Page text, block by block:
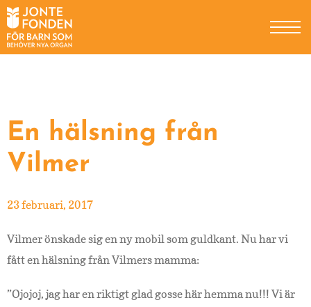
Hoppa
till
huvudnavigering
Hoppa
till
huvudinnehåll
Hoppa
till
sidfot
Högtidsgåva
Som företag
En hälsning från
Vilmer
23 februari, 2017
Vilmer önskade sig en ny mobil som guldkant. Nu har vi
fått en hälsning från Vilmers mamma:
”Ojojoj, jag har en riktigt glad gosse här hemma nu!!! Vi är